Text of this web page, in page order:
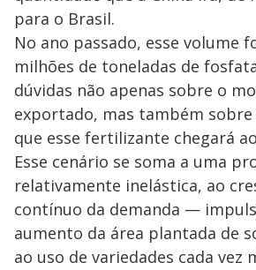
para o Brasil.
No ano passado, esse volume
milhões de toneladas de
dúvidas não apenas sobre o
exportado, mas também
que esse fertilizante chegará
Esse cenário se soma a uma
relativamente inelástica, ao
contínuo da demanda —
aumento da área plantada de
ao uso de variedades cada vez